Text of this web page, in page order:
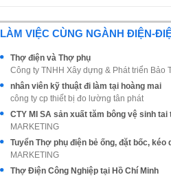
LÀM VIỆC CÙNG NGÀNH ĐIỆN-
Thợ điện và Thợ phụ
Công ty TNHH Xây dựng & Phát triển Bảo
nhân viên kỹ thuật đi làm tại hoàng mai
công ty cp thiết bị đo lường tân phát
MARKETING
MARKETING
Thợ Điện Công Nghiệp tại Hồ Chí Minh